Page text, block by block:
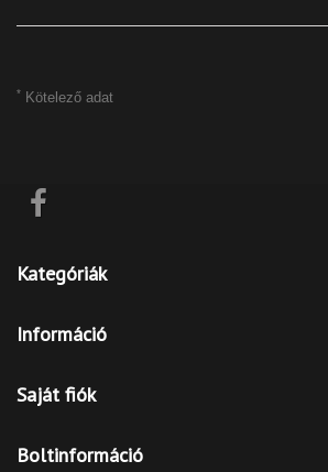
* Kötelező adat
Kategóriák
Információ
Saját fiók
Boltinformáció